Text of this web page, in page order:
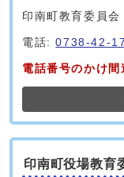
印南町教育委員会
電話:0738-42-
電話番号のかけ間
印南町役場教育